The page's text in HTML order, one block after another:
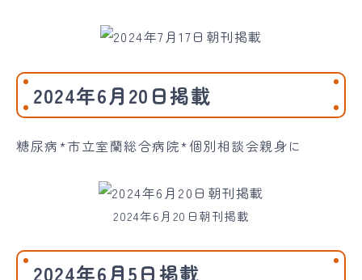
2024年6月20日掲載
糖尿病*市立室蘭総合病院*個別相談会親身に
2024年6月20日朝刊掲載
2024年6月5日掲載